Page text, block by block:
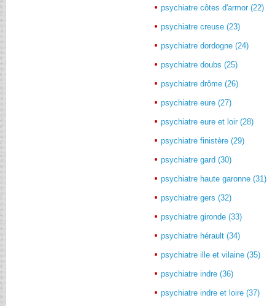
psychiatre côtes d'armor (22)
psychiatre creuse (23)
psychiatre dordogne (24)
psychiatre doubs (25)
psychiatre drôme (26)
psychiatre eure (27)
psychiatre eure et loir (28)
psychiatre finistère (29)
psychiatre gard (30)
psychiatre haute garonne (31)
psychiatre gers (32)
psychiatre gironde (33)
psychiatre hérault (34)
psychiatre ille et vilaine (35)
psychiatre indre (36)
psychiatre indre et loire (37)